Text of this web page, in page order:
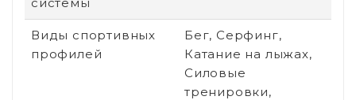
Виды спортивных
профилей
Бег, Серфинг,
Катание на лыжах,
Силовые
тренировки,